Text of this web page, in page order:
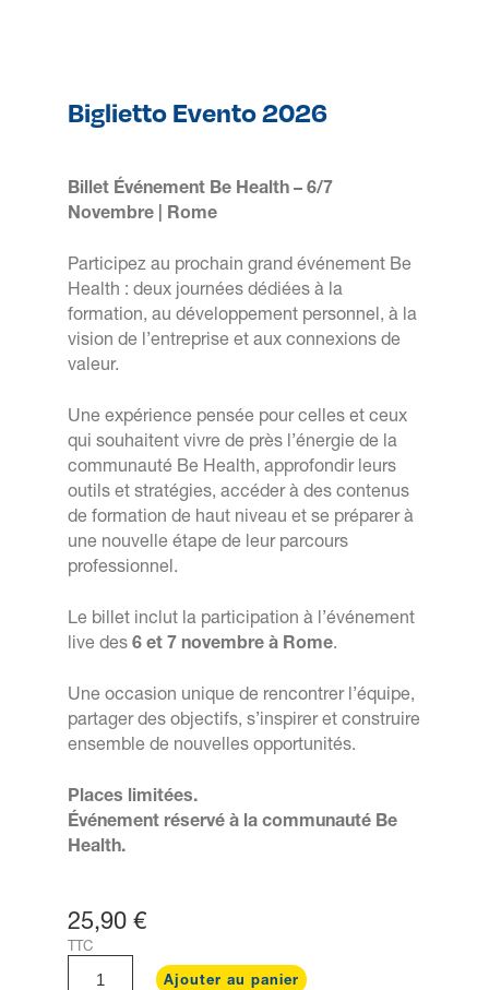
Biglietto Evento 2026
Billet Événement Be Health – 6/7
Novembre | Rome
Participez au prochain grand événement Be
Health : deux journées dédiées à la
formation, au développement personnel, à la
vision de l’entreprise et aux connexions de
valeur.
Une expérience pensée pour celles et ceux
qui souhaitent vivre de près l’énergie de la
communauté Be Health, approfondir leurs
outils et stratégies, accéder à des contenus
de formation de haut niveau et se préparer à
une nouvelle étape de leur parcours
professionnel.
Le billet inclut la participation à l’événement
live des 6 et 7 novembre à Rome.
Une occasion unique de rencontrer l’équipe,
partager des objectifs, s’inspirer et construire
ensemble de nouvelles opportunités.
Places limitées.
Événement réservé à la communauté Be
Health.
25,90 €
TTC
Ajouter au panier